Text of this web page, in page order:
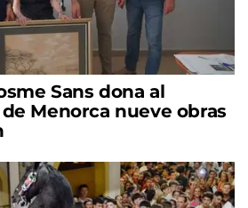
Sans dona al
Menorca nueve obras